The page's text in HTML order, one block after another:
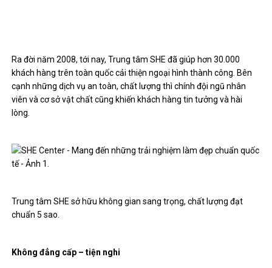
Ra đời năm 2008, tới nay, Trung tâm SHE đã giúp hơn 30.000
khách hàng trên toàn quốc cải thiện ngoại hình thành công. Bên
cạnh những dịch vụ an toàn, chất lượng thì chính đội ngũ nhân
viên và cơ sở vật chất cũng khiến khách hàng tin tưởng và hài
lòng.
Trung tâm SHE sở hữu không gian sang trọng, chất lượng đạt
chuẩn 5 sao.
Không đẳng cấp – tiện nghi